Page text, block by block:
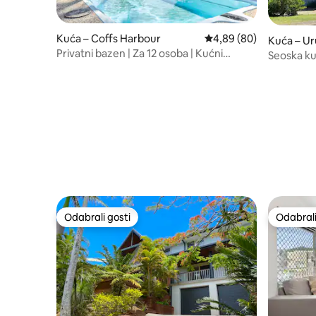
Kuća – Coffs Harbour Prosječna ocjena:
4,89 (80)
Privatni bazen | Za 12 osoba | Kućni
Kuća –
Seoska
Odabrali gosti
Odabrali gosti